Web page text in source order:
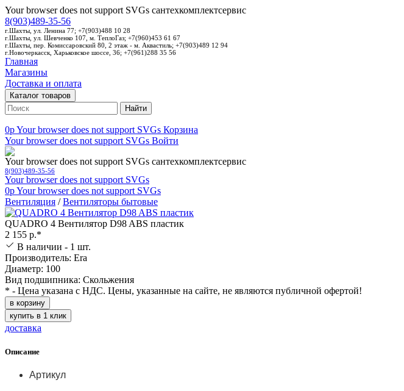
Your browser does not support SVGs сантехкомплектсервис
8(903)489-35-56
г.Шахты, ул. Ленина 77; +7(903)488 10 28
г.Шахты, ул. Шевченко 107, м. ТеплоГаз; +7(960)453 61 67
г.Шахты, пер. Комиссаровский 80, 2 этаж - м. Аквастиль; +7(903)489 12 94
г.Новочеркасск, Харьковское шоссе, 36; +7(961)288 35 56
Главная
Магазины
Доставка и оплата
Каталог товаров
Найти
0pYour browser does not support SVGs Корзина
Your browser does not support SVGs Войти
Your browser does not support SVGs сантехкомплектсервис
8(903)489-35-56
Your browser does not support SVGs
0pYour browser does not support SVGs
Вентиляция /Вентиляторы бытовые
QUADRO 4 Вентилятор D98 ABS пластик
2 155 р.*
В наличии - 1 шт.
Производитель: Era
Диаметр: 100
Вид подшипника: Скольжения
* - Цена указана с НДС. Цены, указанные на сайте, не являются публичной офертой!
в корзину
купить в 1 клик
доставка
Описание
Артикул